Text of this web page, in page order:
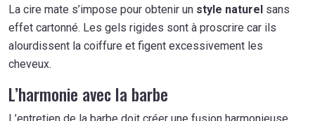
La cire mate s’impose pour obtenir un style naturel sans
effet cartonné. Les gels rigides sont à proscrire car ils
alourdissent la coiffure et figent excessivement les
cheveux.
L’harmonie avec la barbe